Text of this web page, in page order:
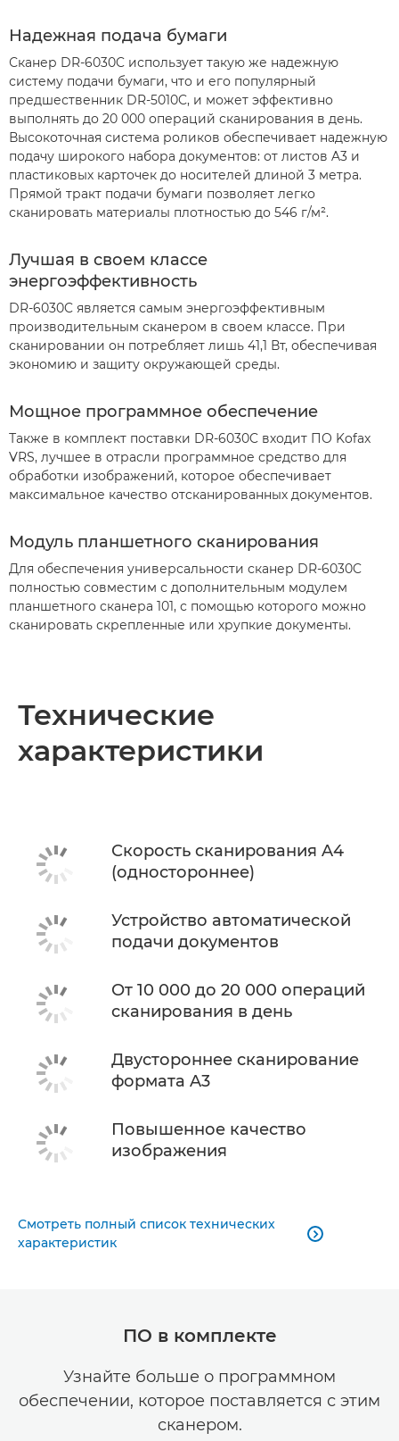
Надежная подача бумаги
Сканер DR-6030C использует такую же надежную
систему подачи бумаги, что и его популярный
предшественник DR-5010C, и может эффективно
выполнять до 20 000 операций сканирования в день.
Высокоточная система роликов обеспечивает надежную
подачу широкого набора документов: от листов A3 и
пластиковых карточек до носителей длиной 3 метра.
Прямой тракт подачи бумаги позволяет легко
сканировать материалы плотностью до 546 г/м².
Лучшая в своем классе
энергоэффективность
DR-6030C является самым энергоэффективным
производительным сканером в своем классе. При
сканировании он потребляет лишь 41,1 Вт, обеспечивая
экономию и защиту окружающей среды.
Мощное программное обеспечение
Также в комплект поставки DR-6030C входит ПО Kofax
VRS, лучшее в отрасли программное средство для
обработки изображений, которое обеспечивает
максимальное качество отсканированных документов.
Модуль планшетного сканирования
Для обеспечения универсальности сканер DR-6030C
полностью совместим с дополнительным модулем
планшетного сканера 101, с помощью которого можно
сканировать скрепленные или хрупкие документы.
Технические
характеристики
Скорость сканирования A4
(одностороннее)
Устройство автоматической
подачи документов
От 10 000 до 20 000 операций
сканирования в день
Двустороннее сканирование
формата A3
Повышенное качество
изображения
Смотреть полный список технических
характеристик

ПО в комплекте
Узнайте больше о программном
обеспечении, которое поставляется с этим
сканером.